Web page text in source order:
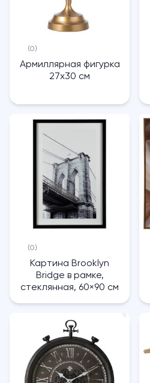
(0)
Армиллярная фигурка
27х30 см
(0)
Картина Brooklyn
Bridge в рамке,
стеклянная, 60×90 см